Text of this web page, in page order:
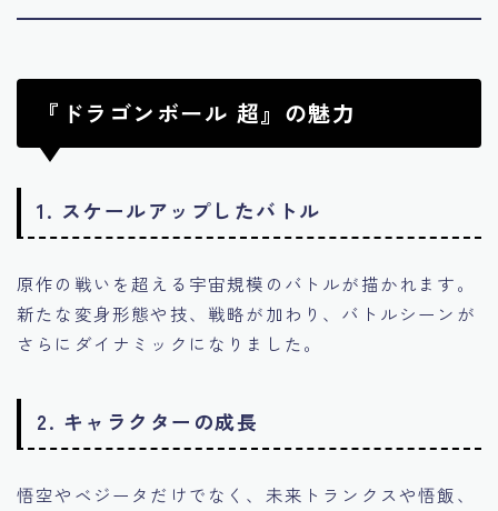
『ドラゴンボール 超』の魅力
1. スケールアップしたバトル
原作の戦いを超える宇宙規模のバトルが描かれます。
新たな変身形態や技、戦略が加わり、バトルシーンが
さらにダイナミックになりました。
2. キャラクターの成長
悟空やベジータだけでなく、未来トランクスや悟飯、